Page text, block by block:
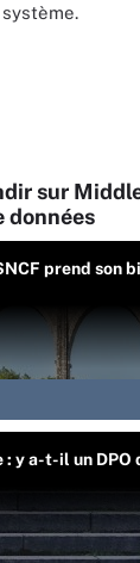
sur
données
prend son
y a-t-il un DPO